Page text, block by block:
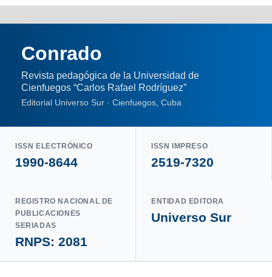
Conrado
Revista pedagógica de la Universidad de
Cienfuegos “Carlos Rafael Rodríguez”
Editorial Universo Sur · Cienfuegos, Cuba
ISSN ELECTRÓNICO
1990-8644
ISSN IMPRESO
2519-7320
REGISTRO NACIONAL DE
PUBLICACIONES
SERIADAS
RNPS: 2081
ENTIDAD EDITORA
Universo Sur